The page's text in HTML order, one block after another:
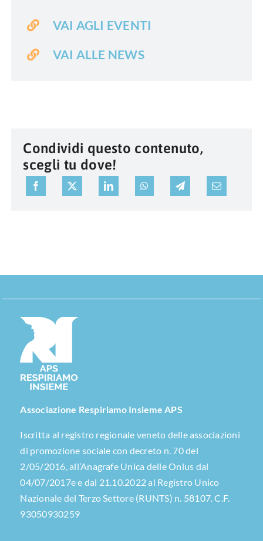
VAI AGLI EVENTI
VAI ALLE NEWS
Condividi questo contenuto,
scegli tu dove!
Associazione Respiriamo Insieme APS
Iscritta al registro regionale veneto delle associazioni
di promozione sociale con decreto n. 70 del
2/05/2016, all’Anagrafe Unica delle Onlus dal
04/07/2017e e dal 21.10.2022 al Registro Unico
Nazionale del Terzo Settore (RUNTS) n. 58107. C.F.
93050930259